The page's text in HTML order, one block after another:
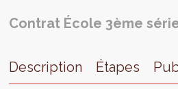
Contrat École 3ème
Description Étapes